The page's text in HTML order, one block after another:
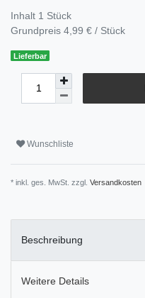
Inhalt 1 Stück
Grundpreis 4,99 € / Stück
Lieferbar
Wunschliste
* inkl. ges. MwSt. zzgl. Versandkosten
Beschreibung
Weitere Details